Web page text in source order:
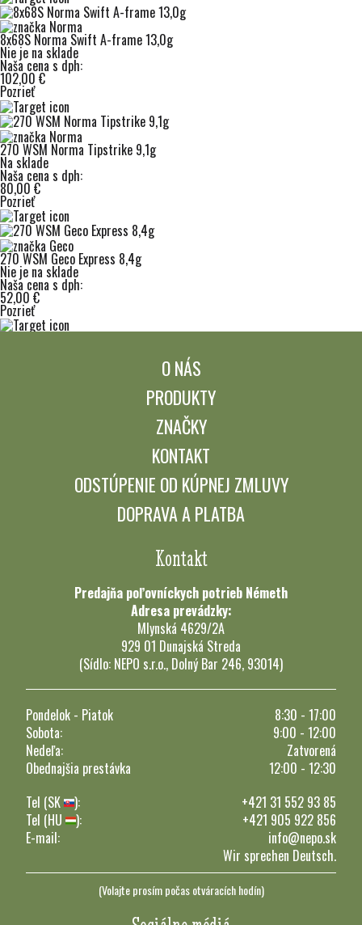
8x68S Norma Swift A-frame 13,0g
Nie je na sklade
Naša cena s dph:
102,00 €
Pozrieť
270 WSM Norma Tipstrike 9,1g
Na sklade
Naša cena s dph:
80,00 €
Pozrieť
270 WSM Geco Express 8,4g
Nie je na sklade
Naša cena s dph:
52,00 €
Pozrieť
O NÁS
PRODUKTY
ZNAČKY
KONTAKT
ODSTÚPENIE OD KÚPNEJ ZMLUVY
DOPRAVA A PLATBA
Kontakt
Predajňa poľovníckych potrieb Németh
Adresa prevádzky:
Mlynská 4629/2A
929 01 Dunajská Streda
(Sídlo: NEPO s.r.o., Dolný Bar 246, 93014)
Pondelok - Piatok
8:30 - 17:00
Sobota:
9:00 - 12:00
Nedeľa:
Zatvorená
Obednajšia prestávka
12:00 - 12:30
Tel (SK
):
+421 31 552 93 85
Tel (HU
):
+421 905 922 856
E-mail:
info@nepo.sk
Wir sprechen Deutsch.
(Volajte prosím počas otváracích hodín)